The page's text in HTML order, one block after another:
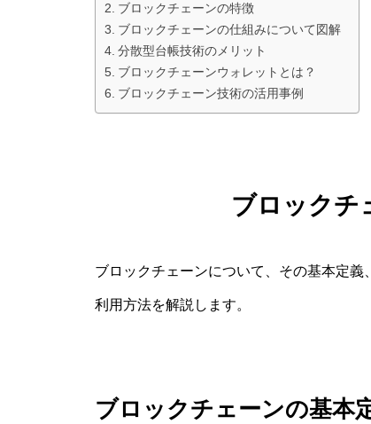
ブロックチェーンの特徴
ブロックチェーンの仕組みについて図解
分散型台帳技術のメリット
ブロックチェーンウォレットとは？
ブロックチェーン技術の活用事例
ブロックチ
ブロックチェーンについて、その基本定
利用方法を解説します。
ブロックチェーンの基本